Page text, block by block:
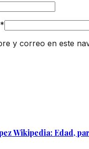
*
y correo en este
Wikipedia: Edad,